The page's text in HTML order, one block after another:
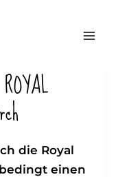
die Royal
einen